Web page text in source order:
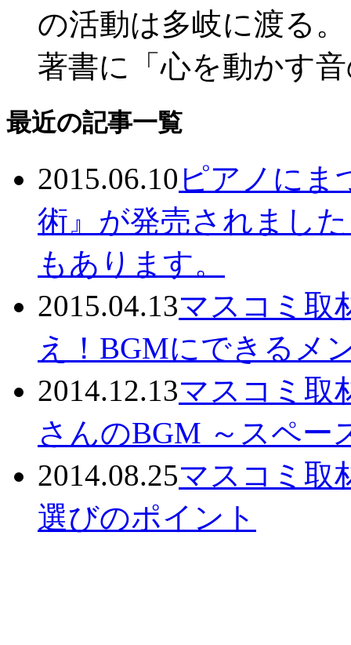
の活動は多岐に渡る。
著書に「心を動かす
最近の記事一覧
2015.06.10 ピアノにま
術』が発売されまし
もあります。
2015.04.13マスコミ取
え！BGMにできるメ
2014.12.13マスコミ取
さんのBGM ～スペー
2014.08.25マスコミ取
選びのポイント